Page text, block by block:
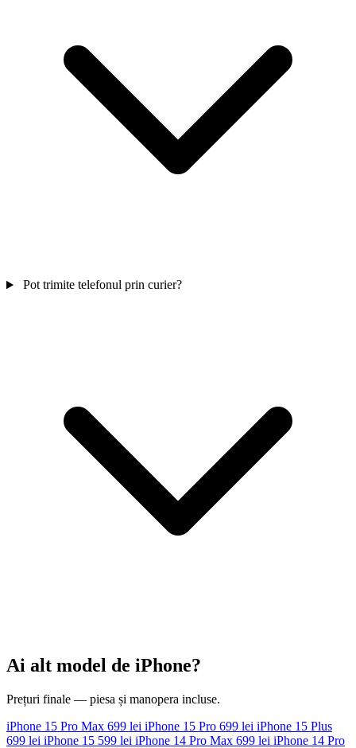
Pot trimite telefonul prin curier?
Ai alt model de iPhone?
Prețuri finale — piesa și manopera incluse.
iPhone 15 Pro Max 699 lei iPhone 15 Pro 699 lei iPhone 15 Plus
699 lei iPhone 15 599 lei iPhone 14 Pro Max 699 lei iPhone 14 Pro